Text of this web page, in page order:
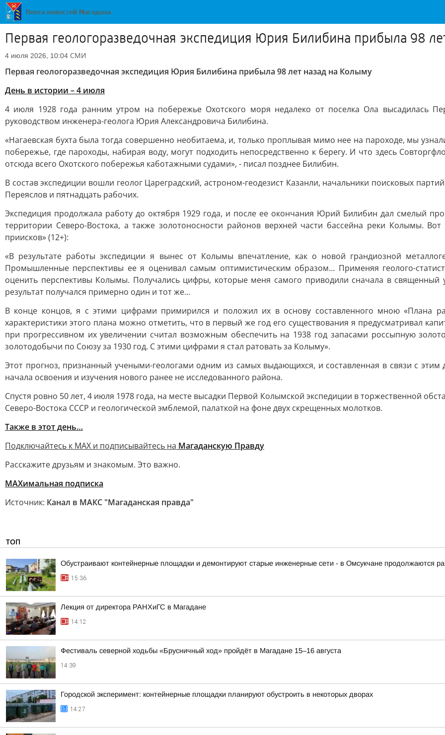
Первая геологоразведочная экспедиция Юрия Билибина прибыла 98
4 июля 2026, 10:04 СМИ
Первая геологоразведочная экспедиция Юрия Билибина прибыла 98 лет назад на Колыму
День в истории – 4 июля
4 июля 1928 года ранним утром на побережье Охотского моря недалеко от поселка Ола высадилась
руководством инженера-геолога Юрия Александровича Билибина.
«Нагаевская бухта была тогда совершенно необитаема, и, только проплывая мимо нее на пароходе, мы
побережье, где пароходы, набирая воду, могут подходить непосредственно к берегу. И что здесь
отсюда всего Охотского побережья каботажными судами», - писал позднее Билибин.
В состав экспедиции вошли геолог Цареградский, астроном-геодезист Казанли, начальники поисковых
Переяслов и пятнадцать рабочих.
Экспедиция продолжала работу до октября 1929 года, и после ее окончания Юрий Билибин дал смелый
территории Северо-Востока, а также золотоносности районов верхней части бассейна реки Колымы.
приисков» (12+):
«В результате работы экспедиции я вынес от Колымы впечатление, как о новой грандиозной
Промышленные перспективы ее я оценивал самым оптимистическим образом… Применяя геолого-
оценить перспективы Колымы. Получались цифры, которые меня самого приводили сначала в
результат получался примерно один и тот же...
В конце концов, я с этими цифрами примирился и положил их в основу составленного мною «Плана
характеристики этого плана можно отметить, что в первый же год его существования я предусматривал
при прогрессивном их увеличении считал возможным обеспечить на 1938 год запасами россыпную
золотодобычи по Союзу за 1930 год. С этими цифрами я стал ратовать за Колыму».
Этот прогноз, признанный учеными-геологами одним из самых выдающихся, и составленная в связи с этим
начала освоения и изучения нового ранее не исследованного района.
Спустя ровно 50 лет, 4 июля 1978 года, на месте высадки Первой Колымской экспедиции в торжественной
Северо-Востока СССР и геологической эмблемой, палаткой на фоне двух скрещенных молотков.
Также в этот день…
Подключайтесь к MAX и подписывайтесь на Магаданскую Правду
Расскажите друзьям и знакомым. Это важно.
МАХимальная подписка
Источник: Канал в МАКС "Магаданская правда"
ТОП
Обустраивают контейнерные площадки и демонтируют старые инженерные сети - в Омсукчане продолжаются
15:36
Лекция от директора РАНХиГС в Магадане
14:12
Фестиваль северной ходьбы «Брусничный ход» пройдёт в Магадане 15–16 августа
14:39
Городской эксперимент: контейнерные площадки планируют обустроить в некоторых дворах
14:27